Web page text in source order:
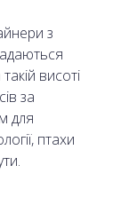
з
висоті
за
для
птахи